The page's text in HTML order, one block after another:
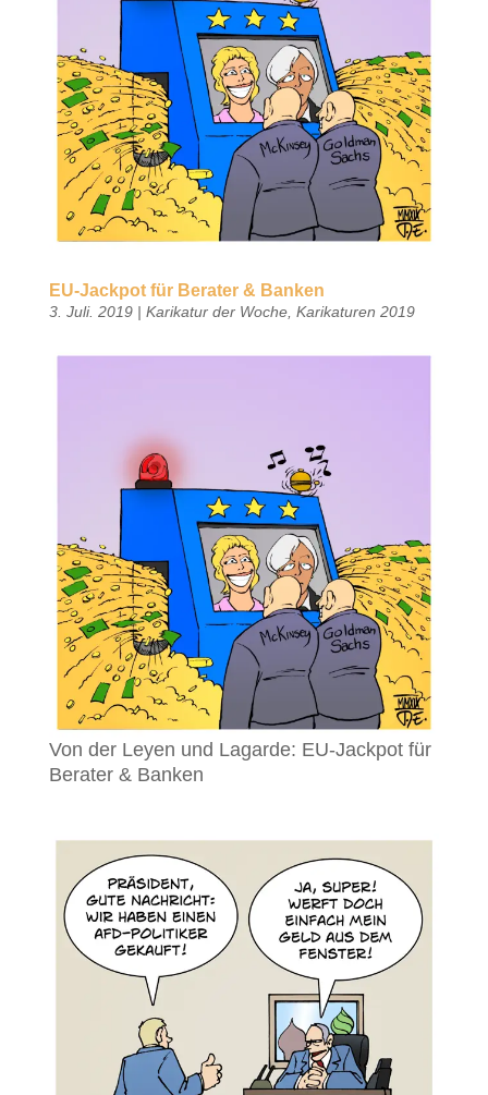
EU-Jackpot für Berater & Banken
3. Juli. 2019| Karikatur der Woche, Karikaturen 2019
Von der Leyen und Lagarde: EU-Jackpot für
Berater & Banken